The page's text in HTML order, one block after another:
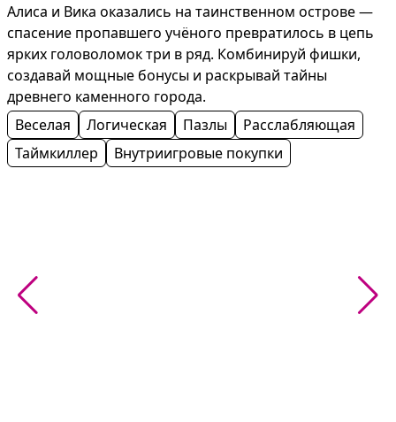
Алиса и Вика оказались на таинственном острове —
спасение пропавшего учёного превратилось в цепь
ярких головоломок три в ряд. Комбинируй фишки,
создавай мощные бонусы и раскрывай тайны
древнего каменного города.
Веселая
Логическая Пазлы
Расслабляющая
Таймкиллер
Внутриигровые покупки